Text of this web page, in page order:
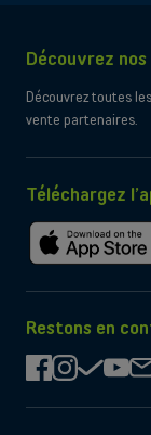
Type de SIM
eSIM
Port micro-SD
Bluetooth
NFC
Contenu de
Câble de
Découvrez
Découvrez toutes
vente partenaires.
Téléchargez
sur
Store
Restons en
facebook
instagram
check